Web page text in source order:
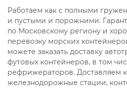
Работаем как c полными
и пустыми и порожними.
по Московскому региону и
перевозку морских
можете заказать доставку
футовых контейнеров, в том
рефрижераторов. Доставляем
железнодорожные стации,